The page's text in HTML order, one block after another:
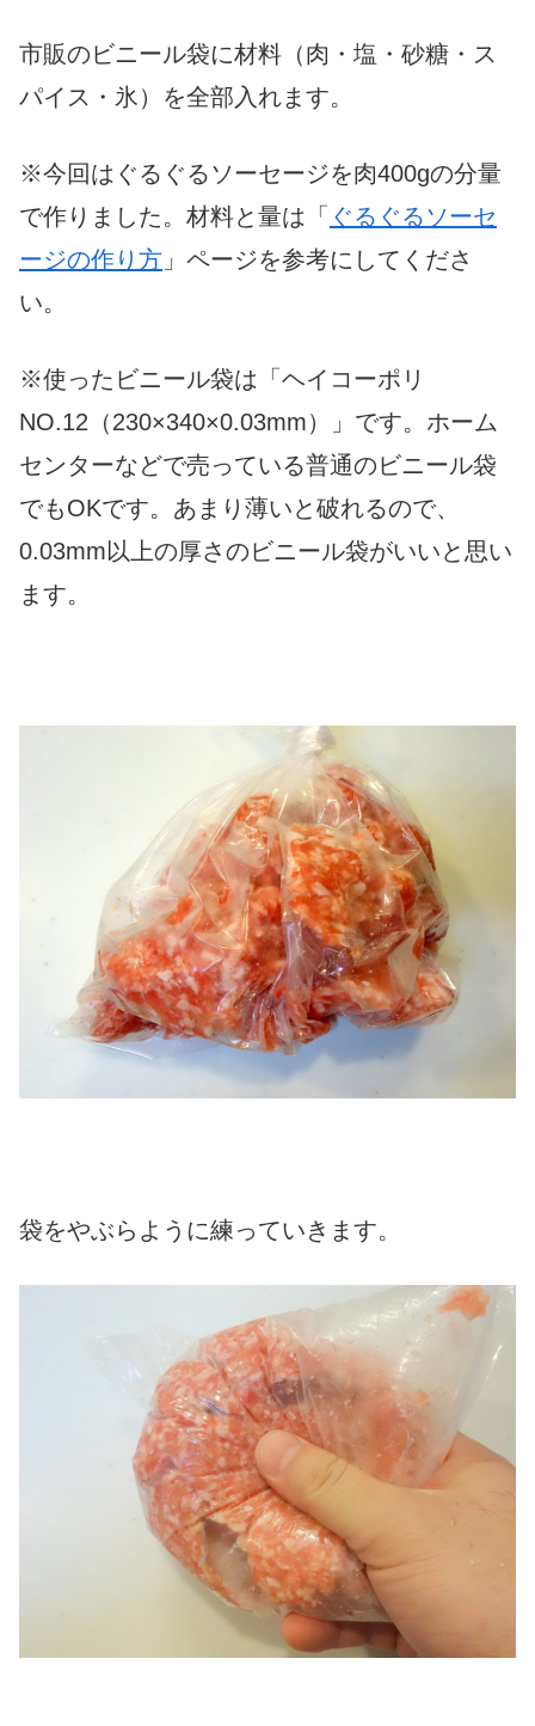
市販のビニール袋に材料（肉・塩・砂糖・ス
パイス・氷）を全部入れます。
※今回はぐるぐるソーセージを肉400gの分量
で作りました。材料と量は「 ぐるぐるソーセ
ージの作り方 」ページを参考にしてくださ
い。
※使ったビニール袋は「ヘイコーポリ
NO.12（230×340×0.03mm）」です。ホーム
センターなどで売っている普通のビニール袋
でもOKです。あまり薄いと破れるので、
0.03mm以上の厚さのビニール袋がいいと思い
ます。
袋をやぶらように練っていきます。